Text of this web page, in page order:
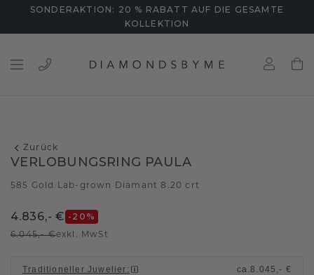
SONDERAKTION: 20 % RABATT AUF DIE GESAMTE
KOLLEKTION
Zurück
VERLOBUNGSRING PAULA
585 Gold Lab-grown Diamant 8.20 crt
4.836,- € -20 %
6.045,- €exkl. MwSt
Traditioneller Juwelier : ca.8.045,- €